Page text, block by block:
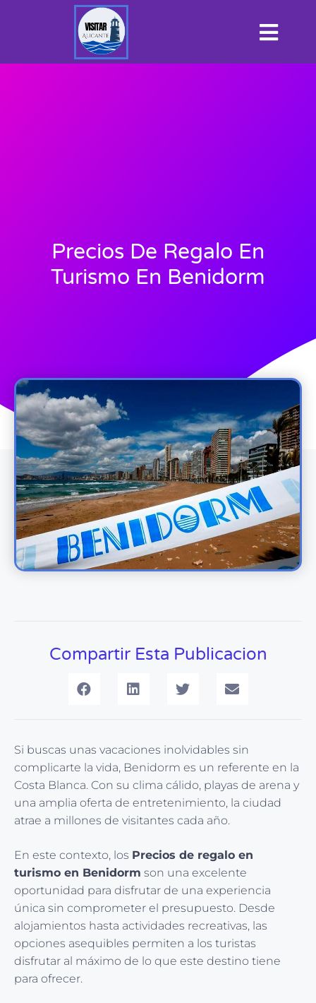
Precios De Regalo En
Turismo En Benidorm
Compartir Esta Publicacion
Si buscas unas vacaciones inolvidables sin
complicarte la vida, Benidorm es un referente en la
Costa Blanca. Con su clima cálido, playas de arena y
una amplia oferta de entretenimiento, la ciudad
atrae a millones de visitantes cada año.
En este contexto, los Precios de regalo en
turismo en Benidorm son una excelente
oportunidad para disfrutar de una experiencia
única sin comprometer el presupuesto. Desde
alojamientos hasta actividades recreativas, las
opciones asequibles permiten a los turistas
disfrutar al máximo de lo que este destino tiene
para ofrecer.